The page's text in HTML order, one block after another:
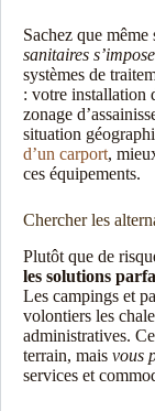
Sachez que
sanitaires
systèmes de
: votre installation
zonage
situation
d’un carport,
ces équipements.
Chercher les
Plutôt que de
les solutions
Les campings et
volontiers les
administratives.
terrain, mais vous
services et